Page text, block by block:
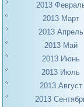
2013
2013 Март
2013 Апрель
2013 Май
2013 Июнь
2013 Июль
2013 Август
2013